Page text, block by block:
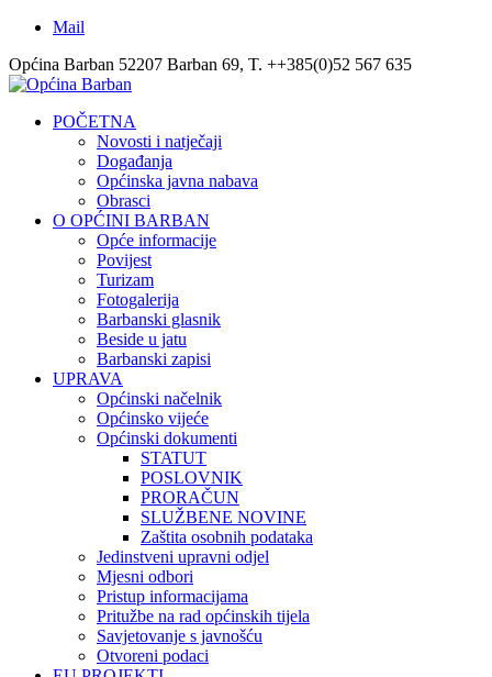
Mail
Općina Barban 52207 Barban 69, T. ++385(0)52 567 635
POČETNA
Novosti i natječaji
Događanja
Općinska javna nabava
Obrasci
O OPĆINI BARBAN
Opće informacije
Povijest
Turizam
Fotogalerija
Barbanski glasnik
Beside u jatu
Barbanski zapisi
UPRAVA
Općinski načelnik
Općinsko vijeće
Općinski dokumenti
STATUT
POSLOVNIK
PRORAČUN
SLUŽBENE NOVINE
Zaštita osobnih podataka
Jedinstveni upravni odjel
Mjesni odbori
Pristup informacijama
Pritužbe na rad općinskih tijela
Savjetovanje s javnošću
Otvoreni podaci